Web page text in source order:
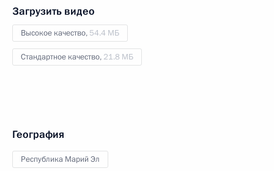
Загрузить видео
Высокое качество, 54.4 МБ
Стандартное качество, 21.8 МБ
География
Республика Марий Эл